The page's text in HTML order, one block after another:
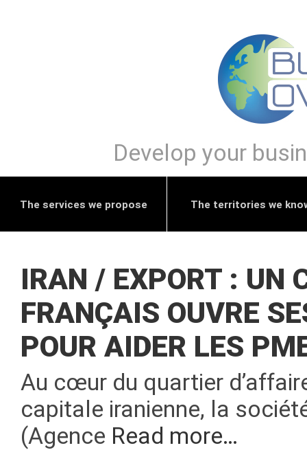
Develop your
The services we propose The territories we
IRAN / EXPORT : UN
FRANÇAIS OUVRE
POUR AIDER LES
Au cœur du quartier
capitale iranienne, la
(Agence Read more…